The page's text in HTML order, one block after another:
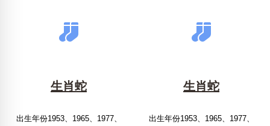
生肖蛇
出生年份1953、1965、1977、
生肖蛇
出生年份1953、1965、1977、